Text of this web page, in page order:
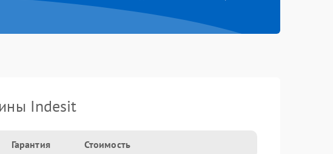
Indesit
Гарантия Стоимость